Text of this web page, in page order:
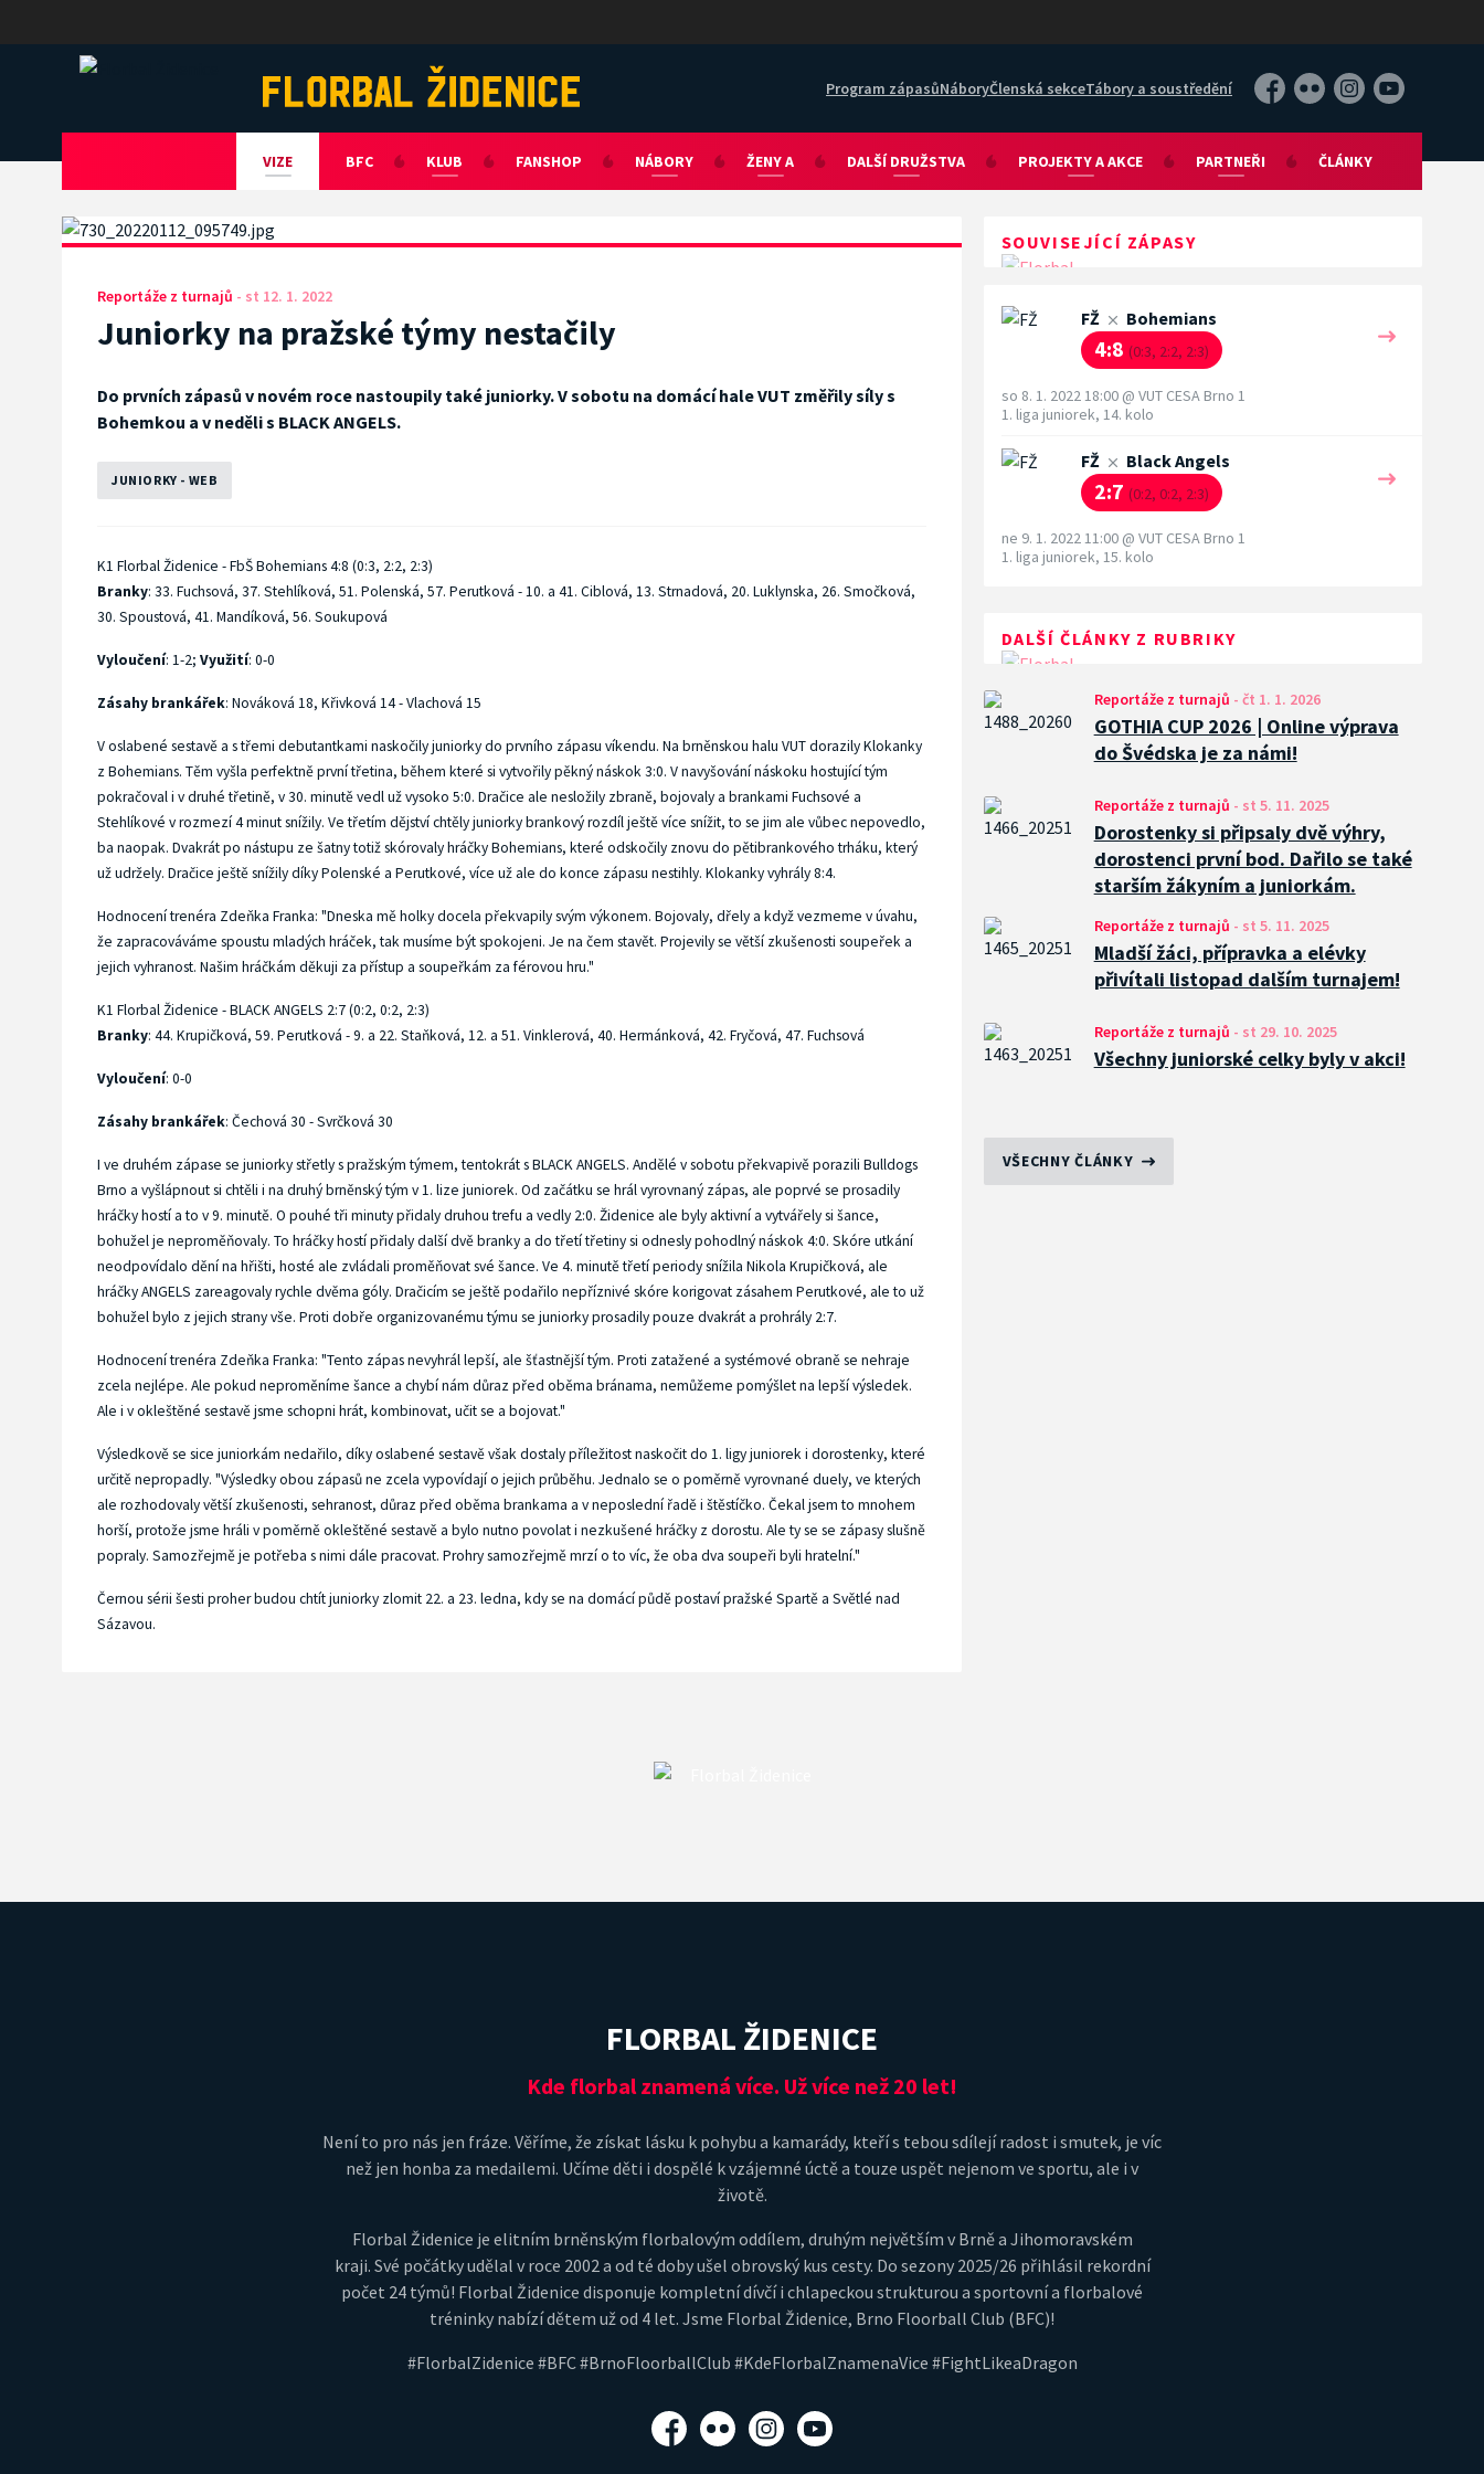
Program zápasůNáboryČlenská sekceTábory a soustředění Facebook
Flickr Instagram
YouTube
VIZE BFC KLUB FANSHOP NÁBORY ŽENY A DALŠÍ DRUŽSTVA PROJEKTY A AKCE PARTNEŘI ČLÁNKY
SOUVISEJÍCÍ ZÁPASY
FŽ Bohemians
4:8 (0:3, 2:2, 2:3)
so 8. 1. 2022 18:00@ VUT CESA Brno 1
1. liga juniorek, 14. kolo
FŽ Black Angels
2:7 (0:2, 0:2, 2:3)
ne 9. 1. 2022 11:00@ VUT CESA Brno 1
1. liga juniorek, 15. kolo
DALŠÍ ČLÁNKY Z RUBRIKY
Reportáže z turnajů - čt 1. 1. 2026
GOTHIA CUP 2026 | Online výprava
do Švédska je za námi!
Reportáže z turnajů - st 5. 11. 2025
Dorostenky si připsaly dvě výhry,
dorostenci první bod. Dařilo se také
starším žákyním a juniorkám.
Reportáže z turnajů - st 5. 11. 2025
Mladší žáci, přípravka a elévky
přivítali listopad dalším turnajem!
Reportáže z turnajů - st 29. 10. 2025
Všechny juniorské celky byly v akci!
VŠECHNY ČLÁNKY
Reportáže z turnajů - st 12. 1. 2022
Juniorky na pražské týmy nestačily
Do prvních zápasů v novém roce nastoupily také juniorky. V sobotu na domácí hale VUT změřily síly s
Bohemkou a v neděli s BLACK ANGELS.
JUNIORKY - WEB
K1 Florbal Židenice - FbŠ Bohemians 4:8 (0:3, 2:2, 2:3)
Branky: 33. Fuchsová, 37. Stehlíková, 51. Polenská, 57. Perutková - 10. a 41. Ciblová, 13. Strnadová, 20. Luklynska, 26. Smočková,
30. Spoustová, 41. Mandíková, 56. Soukupová
Vyloučení: 1-2; Využití: 0-0
Zásahy brankářek: Nováková 18, Křivková 14 - Vlachová 15
V oslabené sestavě a s třemi debutantkami naskočily juniorky do prvního zápasu víkendu. Na brněnskou halu VUT dorazily Klokanky
z Bohemians. Těm vyšla perfektně první třetina, během které si vytvořily pěkný náskok 3:0. V navyšování náskoku hostující tým
pokračoval i v druhé třetině, v 30. minutě vedl už vysoko 5:0. Dračice ale nesložily zbraně, bojovaly a brankami Fuchsové a
Stehlíkové v rozmezí 4 minut snížily. Ve třetím dějství chtěly juniorky brankový rozdíl ještě více snížit, to se jim ale vůbec nepovedlo,
ba naopak. Dvakrát po nástupu ze šatny totiž skórovaly hráčky Bohemians, které odskočily znovu do pětibrankového trháku, který
už udržely. Dračice ještě snížily díky Polenské a Perutkové, více už ale do konce zápasu nestihly. Klokanky vyhrály 8:4.
Hodnocení trenéra Zdeňka Franka: "Dneska mě holky docela překvapily svým výkonem. Bojovaly, dřely a když vezmeme v úvahu,
že zapracováváme spoustu mladých hráček, tak musíme být spokojeni. Je na čem stavět. Projevily se větší zkušenosti soupeřek a
jejich vyhranost. Našim hráčkám děkuji za přístup a soupeřkám za férovou hru."
K1 Florbal Židenice - BLACK ANGELS 2:7 (0:2, 0:2, 2:3)
Branky: 44. Krupičková, 59. Perutková - 9. a 22. Staňková, 12. a 51. Vinklerová, 40. Hermánková, 42. Fryčová, 47. Fuchsová
Vyloučení: 0-0
Zásahy brankářek: Čechová 30 - Svrčková 30
I ve druhém zápase se juniorky střetly s pražským týmem, tentokrát s BLACK ANGELS. Andělé v sobotu překvapivě porazili Bulldogs
Brno a vyšlápnout si chtěli i na druhý brněnský tým v 1. lize juniorek. Od začátku se hrál vyrovnaný zápas, ale poprvé se prosadily
hráčky hostí a to v 9. minutě. O pouhé tři minuty přidaly druhou trefu a vedly 2:0. Židenice ale byly aktivní a vytvářely si šance,
bohužel je neproměňovaly. To hráčky hostí přidaly další dvě branky a do třetí třetiny si odnesly pohodlný náskok 4:0. Skóre utkání
neodpovídalo dění na hřišti, hosté ale zvládali proměňovat své šance. Ve 4. minutě třetí periody snížila Nikola Krupičková, ale
hráčky ANGELS zareagovaly rychle dvěma góly. Dračicím se ještě podařilo nepříznivé skóre korigovat zásahem Perutkové, ale to už
bohužel bylo z jejich strany vše. Proti dobře organizovanému týmu se juniorky prosadily pouze dvakrát a prohrály 2:7.
Hodnocení trenéra Zdeňka Franka: "Tento zápas nevyhrál lepší, ale šťastnější tým. Proti zatažené a systémové obraně se nehraje
zcela nejlépe. Ale pokud neproměníme šance a chybí nám důraz před oběma bránama, nemůžeme pomýšlet na lepší výsledek.
Ale i v okleštěné sestavě jsme schopni hrát, kombinovat, učit se a bojovat."
Výsledkově se sice juniorkám nedařilo, díky oslabené sestavě však dostaly příležitost naskočit do 1. ligy juniorek i dorostenky, které
určitě nepropadly. "Výsledky obou zápasů ne zcela vypovídají o jejich průběhu. Jednalo se o poměrně vyrovnané duely, ve kterých
ale rozhodovaly větší zkušenosti, sehranost, důraz před oběma brankama a v neposlední řadě i štěstíčko. Čekal jsem to mnohem
horší, protože jsme hráli v poměrně okleštěné sestavě a bylo nutno povolat i nezkušené hráčky z dorostu. Ale ty se se zápasy slušně
popraly. Samozřejmě je potřeba s nimi dále pracovat. Prohry samozřejmě mrzí o to víc, že oba dva soupeři byli hratelní."
Černou sérii šesti proher budou chtít juniorky zlomit 22. a 23. ledna, kdy se na domácí půdě postaví pražské Spartě a Světlé nad
Sázavou.
FLORBAL ŽIDENICE
Kde florbal znamená více. Už více než 20 let!
Není to pro nás jen fráze. Věříme, že získat lásku k pohybu a kamarády, kteří s tebou sdílejí radost i smutek, je víc
než jen honba za medailemi. Učíme děti i dospělé k vzájemné úctě a touze uspět nejenom ve sportu, ale i v
životě.
Florbal Židenice je elitním brněnským florbalovým oddílem, druhým největším v Brně a Jihomoravském
kraji. Své počátky udělal v roce 2002 a od té doby ušel obrovský kus cesty. Do sezony 2025/26 přihlásil rekordní
počet 24 týmů! Florbal Židenice disponuje kompletní dívčí i chlapeckou strukturou a sportovní a florbalové
tréninky nabízí dětem už od 4 let. Jsme Florbal Židenice, Brno Floorball Club (BFC)!
#FlorbalZidenice #BFC #BrnoFloorballClub #KdeFlorbalZnamenaVice #FightLikeaDragon
Facebook
Flickr Instagram
YouTube